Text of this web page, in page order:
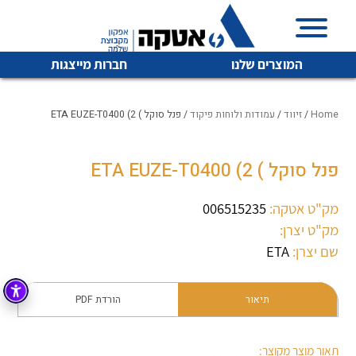
המוצרים שלנו חברות מייצגות
איכות | שרות | זמינות
והפצה של מוצרי
מיתוג, בקרה , ואינסטלציה חשמלית ופעילה ב7 תחומים:
חשמל
רובוטיקה ואוטומציה תעשייתית
לכל מוצרי היצרן
Home
/זיווד/ עמודות ולוחות פיקוד/ פנל סוקל ) ETA EUZE-T0400 (2
פנל סוקל ) ETA EUZE-T0400 (2
מק"ט אטקה: 006515235
מק"ט יצרן:
שם יצרן: ETA
תיאור הורדת PDF
תאור מוצר מקוצר: